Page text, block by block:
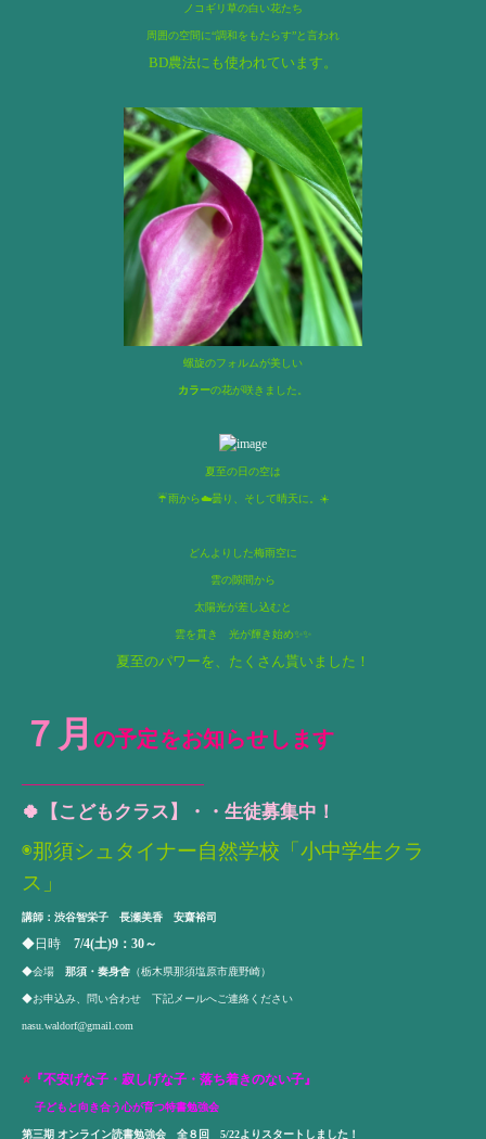
ノコギリ草の白い花たち
周囲の空間に“調和をもたらす”と言われ
BD農法にも使われています。
螺旋のフォルムが美しい
カラーの花が咲きました。
夏至の日の空は
☔️雨から☁️曇り、そして晴天に。☀️
どんよりした梅雨空に
雲の隙間から
太陽光が差し込むと
雲を貫き 光が輝き始め✨✨
夏至のパワーを、たくさん貰いました！
７月 の予定をお知らせします
🍀【こどもクラス】・・生徒募集中！
◉那須シュタイナー自然学校「小中学生クラ
ス」
講師：渋谷智栄子 長瀬美香 安齋裕司
◆日時 7/4(土)9：30～
◆会場 那須・奏身舎 （栃木県那須塩原市鹿野崎）
◆お申込み、問い合わせ 下記メールへご連絡ください
nasu.waldorf@gmail.com
⭐️『不安げな子・寂しげな子・落ち着きのない子』
子どもと向き合う心が育つ特書勉強会
第三期 オンライン読書勉強会 全８回 5/22よりスタートしました！